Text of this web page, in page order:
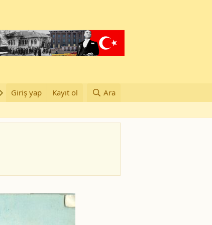
Groups
Giriş yap Kayıt ol Ara